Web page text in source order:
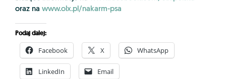
oraz na www.olx.pl/nakarm-psa
Podaj dalej:
Facebook X WhatsApp
LinkedIn Email